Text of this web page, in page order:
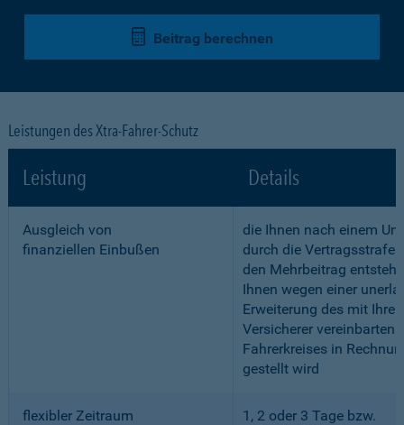
Beitrag berechnen
Leistungen des Xtra-Fahrer-Schutz
Leistung Details
Ausgleich von
finanziellen Einbußen
die Ihnen nach einem
durch die Vertragsstrafe
den Mehrbeitrag
Ihnen wegen einer
Erweiterung des mit
Versicherer vereinbarten
Fahrerkreises in
gestellt wird
flexibler Zeitraum
1, 2 oder 3 Tage bzw.